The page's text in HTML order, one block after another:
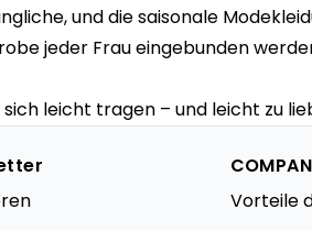
und die saisonale
jeder Frau eingebunden
sich leicht tragen – und leicht zu
Vorteile